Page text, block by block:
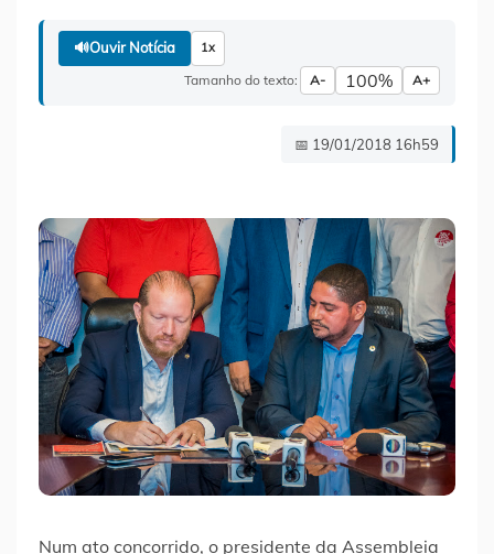
🔊Ouvir Notícia 1x
Tamanho do texto: A- 100% A+
📅 19/01/2018 16h59
Num ato concorrido, o presidente da Assembleia